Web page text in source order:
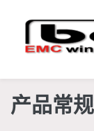
产品常